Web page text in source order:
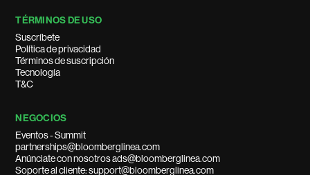
TÉRMINOS DE USO
Suscríbete
Política de privacidad
Términos de suscripción
Tecnología
T&C
NEGOCIOS
Eventos - Summit
partnerships@bloomberglinea.com
Anúnciate con nosotros ads@bloomberglinea.com
Soporte al cliente: support@bloomberglinea.com